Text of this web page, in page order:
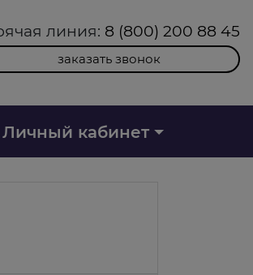
линия: 8 (800) 200 88 45
заказать звонок
Личный кабинет